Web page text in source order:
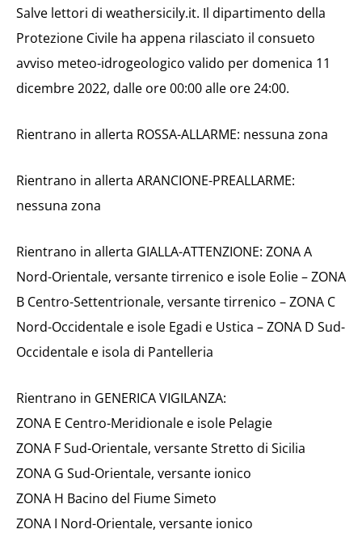
Salve lettori di weathersicily.it. Il dipartimento della
Protezione Civile ha appena rilasciato il consueto
avviso meteo-idrogeologico valido per domenica 11
dicembre 2022, dalle ore 00:00 alle ore 24:00.
Rientrano in allerta ROSSA-ALLARME: nessuna zona
Rientrano in allerta ARANCIONE-PREALLARME:
nessuna zona
Rientrano in allerta GIALLA-ATTENZIONE: ZONA A
Nord-Orientale, versante tirrenico e isole Eolie – ZONA
B Centro-Settentrionale, versante tirrenico – ZONA C
Nord-Occidentale e isole Egadi e Ustica – ZONA D Sud-
Occidentale e isola di Pantelleria
Rientrano in GENERICA VIGILANZA:
ZONA E Centro-Meridionale e isole Pelagie
ZONA F Sud-Orientale, versante Stretto di Sicilia
ZONA G Sud-Orientale, versante ionico
ZONA H Bacino del Fiume Simeto
ZONA I Nord-Orientale, versante ionico